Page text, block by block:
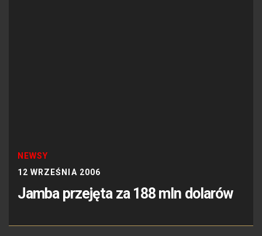
NEWSY
12 WRZEŚNIA 2006
Jamba przejęta za 188 mln dolarów